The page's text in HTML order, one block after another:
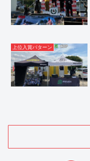
上位入賞パターン